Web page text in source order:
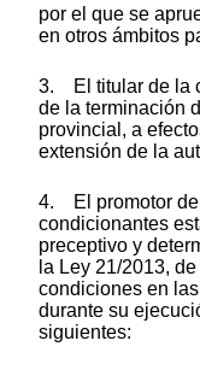
por el que se
en otros ámbitos
3. El titular de la
de la terminación
provincial, a
extensión de la
4. El promotor
condicionantes
preceptivo y
la Ley 21/2013,
condiciones en
durante su
siguientes: